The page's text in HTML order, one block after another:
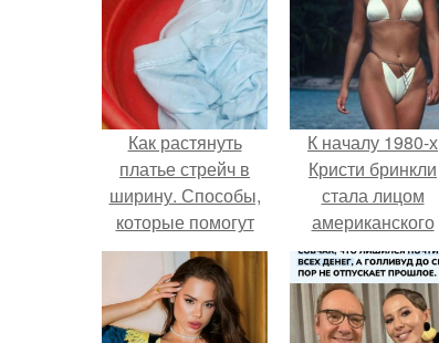
Как растянуть
платье стрейч в
ширину. Способы,
которые помогут
растянуть одежду
К началу 1980-х
Кристи бринкли
стала лицом
американского
моделинга и
главным
воплощением
естественной